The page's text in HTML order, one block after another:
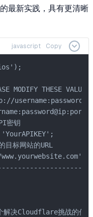
最新实践，具有更清晰
javascript Copy
THESE
密钥
'YourAPIKEY';
标网站的URL
决Cloudflare挑战的任